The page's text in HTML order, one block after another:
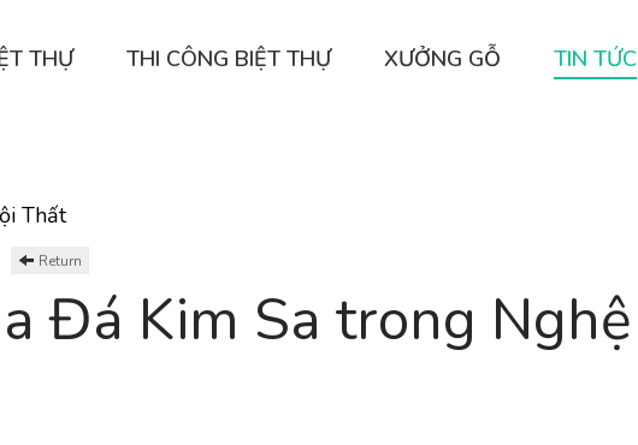
THỰ THI CÔNG BIỆT THỰ XƯỞNG GỖ TIN TỨC
Thất
Return
Đá Kim Sa trong